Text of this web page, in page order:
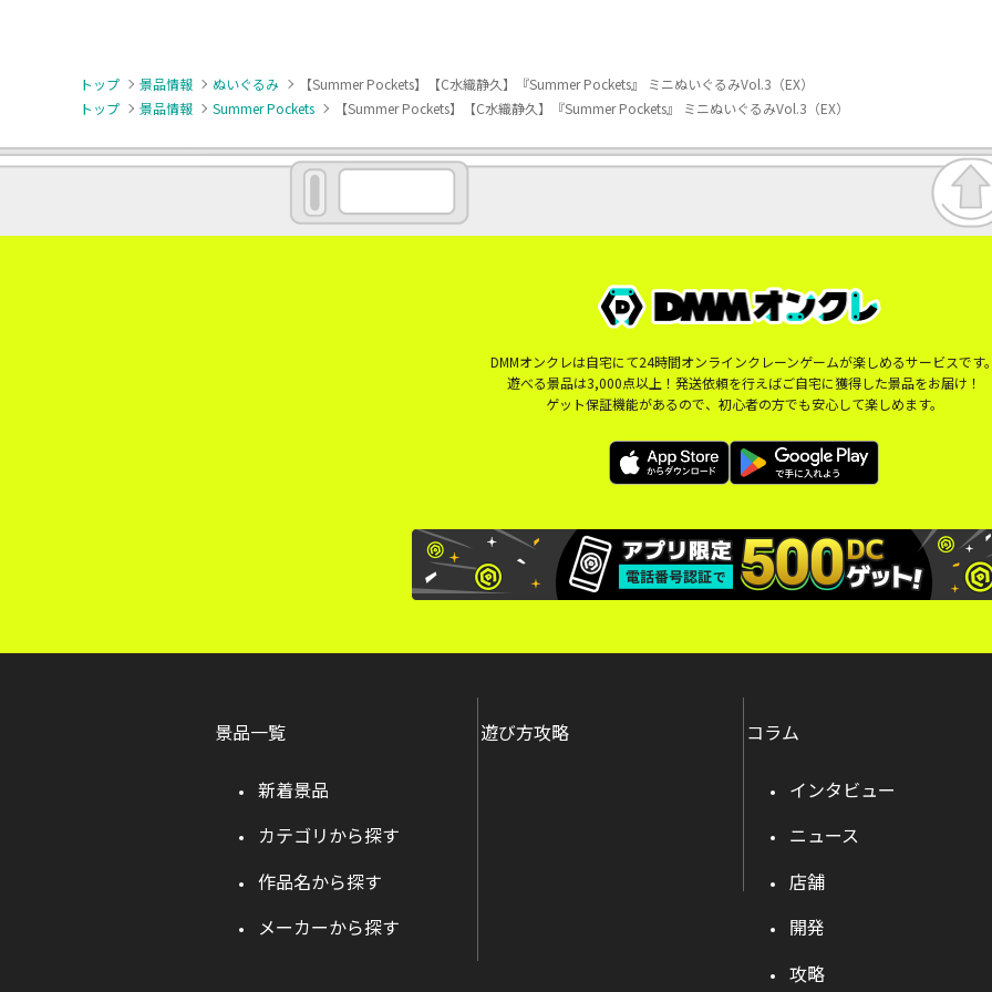
トップ 景品情報 ぬいぐるみ
【Summer Pockets】【C水織静久】『Summer Pockets』 ミニぬいぐるみVol.3（EX）
トップ
景品情報 Summer Pockets 【Summer Pockets】【C水織静久】『Summer Pockets』 ミニぬいぐるみVol.3（EX）
DMMオンクレは自宅にて24時間オンラインクレーンゲームが楽しめるサービスです
遊べる景品は3,000点以上！発送依頼を行えばご自宅に獲得した景品をお届け！
ゲット保証機能があるので、初心者の方でも安心して楽しめます。
景品一覧
新着景品
カテゴリから探す
作品名から探す
メーカーから探す
遊び方攻略 コラム
インタビュー
ニュース
店舗
開発
攻略